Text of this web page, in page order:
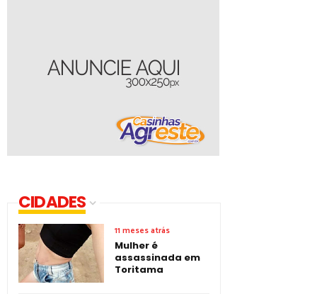
CIDADES
11 meses atrás
Mulher é
assassinada em
Toritama